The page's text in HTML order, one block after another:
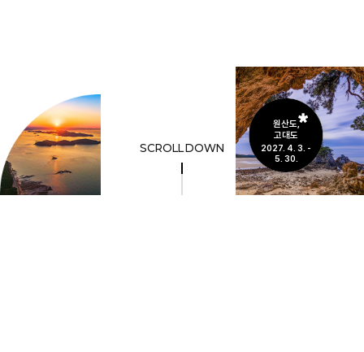
원산도,
고대도
2027. 4. 3. -
5. 30.
SCROLL DOWN